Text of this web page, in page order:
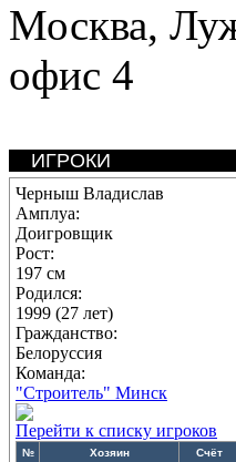
Москва,
офис 4
ИГРОКИ
Черныш Владислав
Амплуа:
Доигровщик
Рост:
197 см
Родился:
1999 (27 лет)
Гражданство:
Белоруссия
Команда:
"Строитель" Минск
Перейти к списку игроков
№ Хозяин Счёт